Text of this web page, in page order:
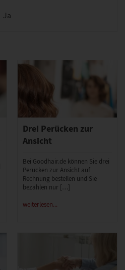
Ja
Drei Perücken zur
Ansicht
Bei Goodhair.de können Sie drei
Perücken zur Ansicht auf
Rechnung bestellen und Sie
bezahlen nur […]
weiterlesen...